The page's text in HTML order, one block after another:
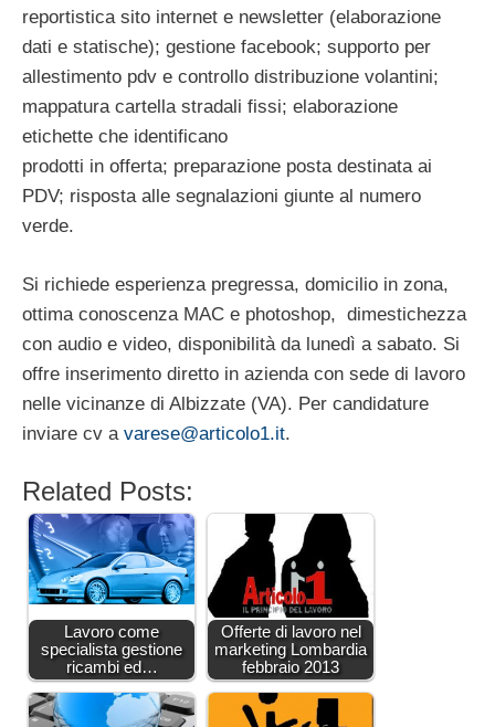
reportistica sito internet e newsletter (elaborazione
dati e statische); gestione facebook; supporto per
allestimento pdv e controllo distribuzione volantini;
mappatura cartella stradali fissi; elaborazione
etichette che identificano
prodotti in offerta; preparazione posta destinata ai
PDV; risposta alle segnalazioni giunte al numero
verde.
Si richiede esperienza pregressa, domicilio in zona,
ottima conoscenza MAC e photoshop, dimestichezza
con audio e video, disponibilità da lunedì a sabato. Si
offre inserimento diretto in azienda con sede di lavoro
nelle vicinanze di Albizzate (VA). Per candidature
inviare cv a varese@articolo1.it.
Related Posts:
Lavoro come
specialista gestione
ricambi ed…
Offerte di lavoro nel
marketing Lombardia
febbraio 2013